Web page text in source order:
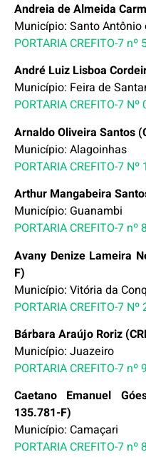
Andreia de Almeida
Município: Santo Antônio
PORTARIA CREFITO-7
André Luiz Lisboa
Município: Feira de
PORTARIA CREFITO-7
Arnaldo Oliveira Santos
Município: Alagoinhas
PORTARIA CREFITO-7
Arthur Mangabeira
Município: Guanambi
PORTARIA CREFITO-7
Avany Denize Lameira
F)
Município: Vitória da
PORTARIA CREFITO-7
Bárbara Araújo Roriz
Município: Juazeiro
PORTARIA CREFITO-7
Caetano Emanuel
135.781-F)
Município: Camaçari
PORTARIA CREFITO-7